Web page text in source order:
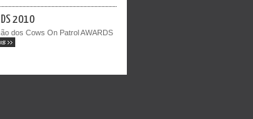
2010
dos Cows On Patrol AWARDS
>>